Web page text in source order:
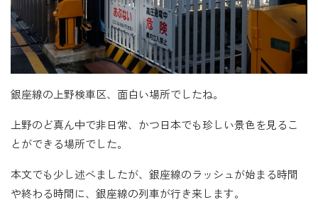
銀座線の上野検車区、面白い場所でしたね。
上野のど真ん中で非日常、かつ日本でも珍しい景色を見るこ
とができる場所でした。
本文でも少し述べましたが、銀座線のラッシュが始まる時間
や終わる時間に、銀座線の列車が行き来します。